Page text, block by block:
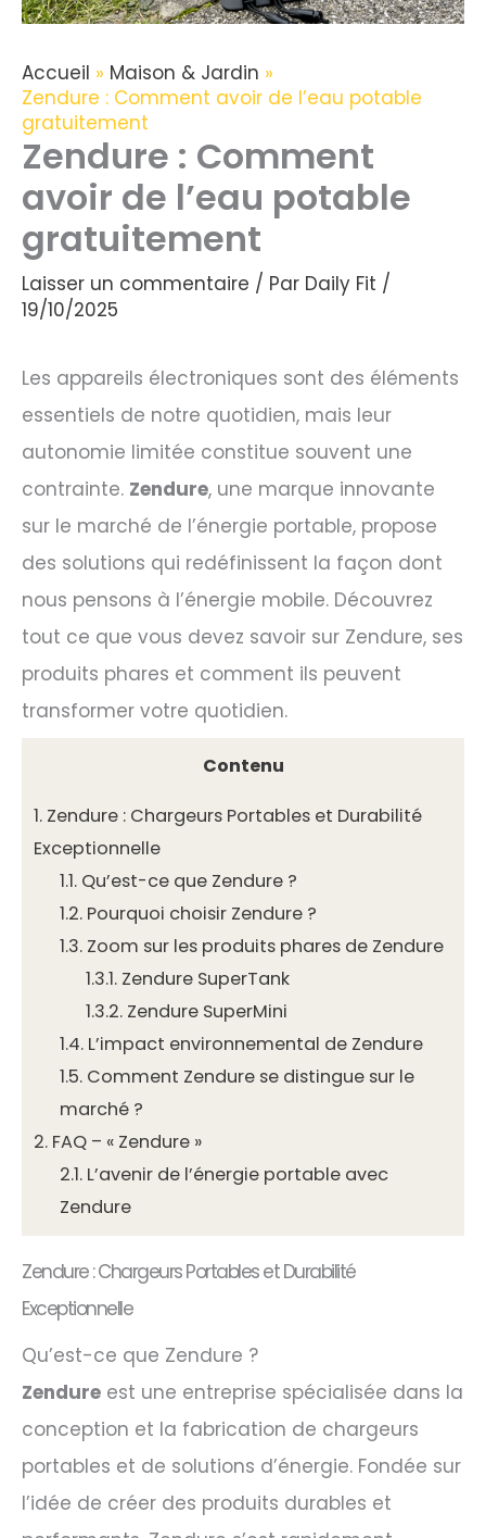
Accueil
Maison & Jardin
Zendure : Comment avoir de l’eau potable
gratuitement
Zendure : Comment
avoir de l’eau potable
gratuitement
Laisser un commentaire / Par Daily Fit /
19/10/2025
Les appareils électroniques sont des éléments
essentiels de notre quotidien, mais leur
autonomie limitée constitue souvent une
contrainte. Zendure, une marque innovante
sur le marché de l’énergie portable, propose
des solutions qui redéfinissent la façon dont
nous pensons à l’énergie mobile. Découvrez
tout ce que vous devez savoir sur Zendure, ses
produits phares et comment ils peuvent
transformer votre quotidien.
Contenu
1. Zendure : Chargeurs Portables et Durabilité
Exceptionnelle
1.1. Qu’est-ce que Zendure ?
1.2. Pourquoi choisir Zendure ?
1.3. Zoom sur les produits phares de Zendure
1.3.1. Zendure SuperTank
1.3.2. Zendure SuperMini
1.4. L’impact environnemental de Zendure
1.5. Comment Zendure se distingue sur le
marché ?
2. FAQ – « Zendure »
2.1. L’avenir de l’énergie portable avec
Zendure
Zendure : Chargeurs Portables et Durabilité
Exceptionnelle
Qu’est-ce que Zendure ?
Zendure est une entreprise spécialisée dans la
conception et la fabrication de chargeurs
portables et de solutions d’énergie. Fondée sur
l’idée de créer des produits durables et